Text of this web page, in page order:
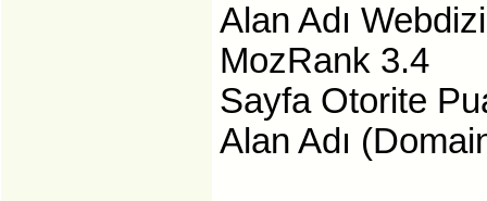
Alan Adı
MozRank 3.4
Sayfa Otorite
Alan Adı